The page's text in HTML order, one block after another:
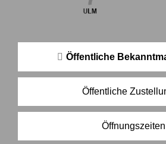
Öffentliche
Öffentliche
Öffnungszeiten